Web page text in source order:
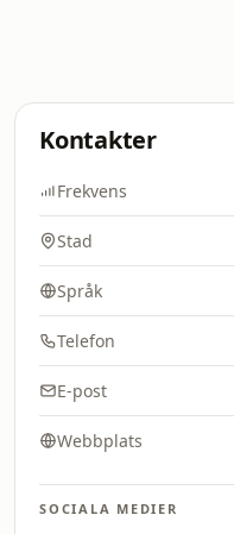
Kontakter
Frekvens
Stad
Språk
Telefon
E-post
Webbplats
SOCIALA MEDIER